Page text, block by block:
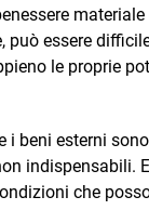
può essere
le proprie
i beni esterni sono
indispensabili.
che